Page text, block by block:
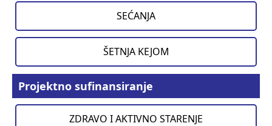
SEĆANJA
ŠETNJA KEJOM
Projektno sufinansiranje
ZDRAVO I AKTIVNO STARENJE